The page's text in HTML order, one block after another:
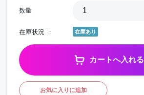
数量
在庫状況 在庫あり
カートへ入れる
お気に入りに追加